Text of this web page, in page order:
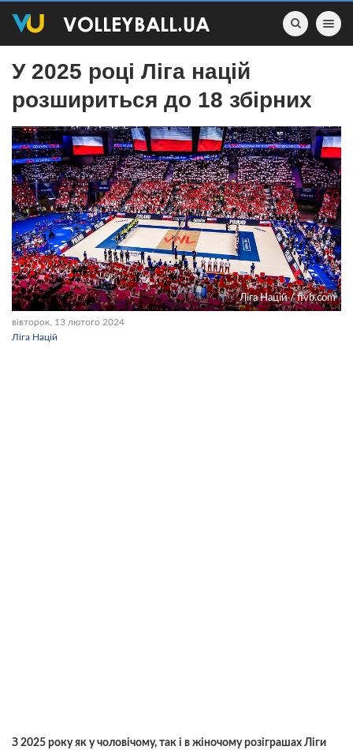
Toggle
У 2025 році Ліга націй
розшириться до 18 збірних
Ліга Націй / fivb.com
вівторок, 13 лютого 2024
Ліга Націй
З 2025 року як у чоловічому, так і в жіночому розіграшах Ліги